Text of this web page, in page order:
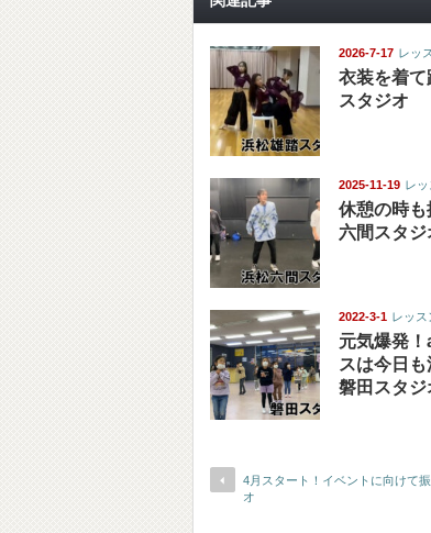
2026-7-17 レッ
衣装を着
スタジオ
2025-11-19 レッ
休憩の時
六間スタジ
2022-3-1 レッス
元気爆発
スは今日
磐田スタジ
4月スタート！イベントに向けて
オ